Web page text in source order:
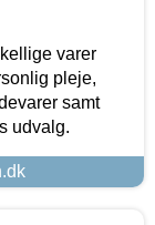
varer
pleje,
samt
udvalg.